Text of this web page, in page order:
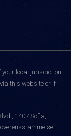
local jurisdiction
this website or if
1407 Sofia,